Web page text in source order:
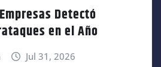
Detectó
en el Año
Jul 31, 2026